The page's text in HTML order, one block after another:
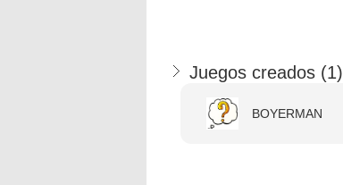
Juegos creados (1)
BOYERMAN